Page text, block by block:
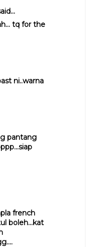
tq for the
ni..warna
pantang
french
boleh...kat